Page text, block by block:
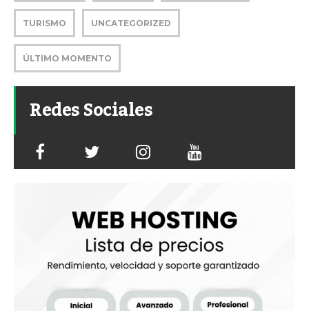
TURISMO UNCATEGORIZED
ÚLTIMO MOMENTO
Redes Sociales